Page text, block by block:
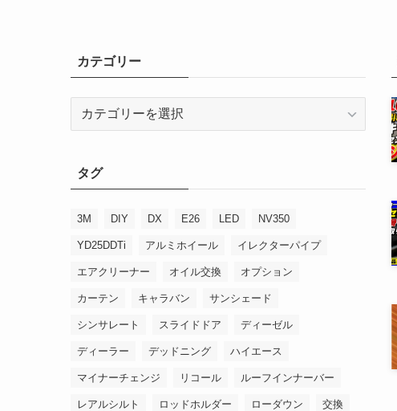
カテゴリー
リ
ー
タグ
3M DIY DX E26 LED NV350
YD25DDTi アルミホイール イレクターパイプ
エアクリーナー オイル交換 オプション
カーテン キャラバン サンシェード
シンサレート スライドドア ディーゼル
ディーラー デッドニング ハイエース
マイナーチェンジ リコール ルーフインナーバー
レアルシルト ロッドホルダー ローダウン 交換